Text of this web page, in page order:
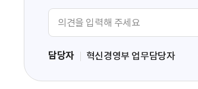
력
담당자 혁신경영부 업무담당자